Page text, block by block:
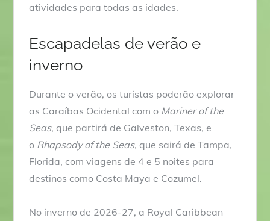
atividades para todas as idades.
Escapadelas de verão e
inverno
Durante o verão, os turistas poderão explorar
as Caraíbas Ocidental com o Mariner of the
Seas, que partirá de Galveston, Texas, e
o Rhapsody of the Seas, que sairá de Tampa,
Florida, com viagens de 4 e 5 noites para
destinos como Costa Maya e Cozumel.
No inverno de 2026-27, a Royal Caribbean